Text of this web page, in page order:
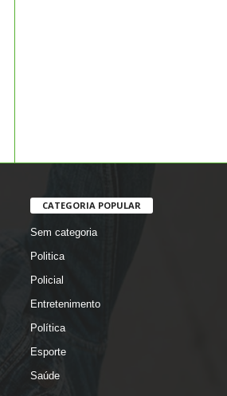
CATEGORIA POPULAR
Sem categoria
Politica
Policial
Entretenimento
Política
Esporte
Saúde